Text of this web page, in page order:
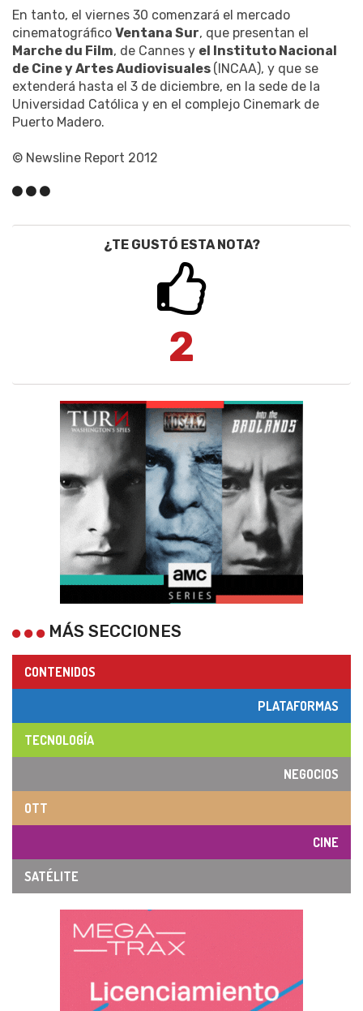
En tanto, el viernes 30 comenzará el mercado
cinematográfico Ventana Sur, que presentan el
Marche du Film, de Cannes y el Instituto Nacional
de Cine y Artes Audiovisuales (INCAA), y que se
extenderá hasta el 3 de diciembre, en la sede de la
Universidad Católica y en el complejo Cinemark de
Puerto Madero.
© Newsline Report 2012
¿TE GUSTÓ ESTA NOTA?
2
MÁS SECCIONES
CONTENIDOS
PLATAFORMAS
TECNOLOGÍA
NEGOCIOS
OTT
CINE
SATÉLITE